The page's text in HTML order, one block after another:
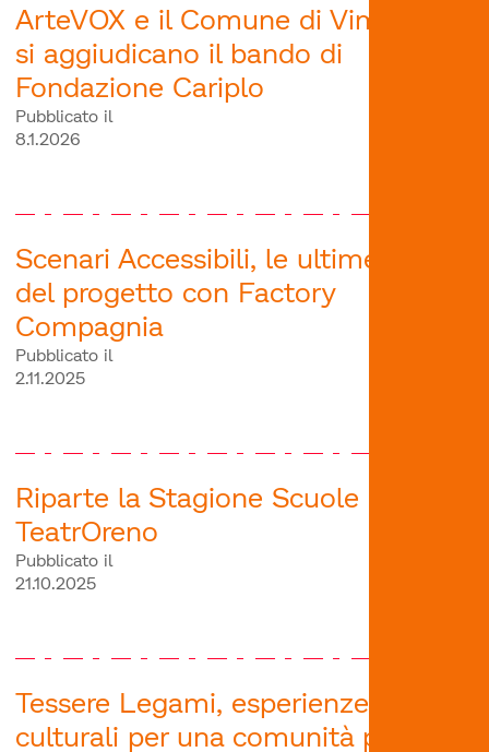
ArteVOX e il Comune di Vimercate
si aggiudicano il bando di
Fondazione Cariplo
Pubblicato il
8.1.2026
Scenari Accessibili, le ultime date
del progetto con Factory
Compagnia
Pubblicato il
2.11.2025
Riparte la Stagione Scuole di
TeatrOreno
Pubblicato il
21.10.2025
Tessere Legami, esperienze
culturali per una comunità più